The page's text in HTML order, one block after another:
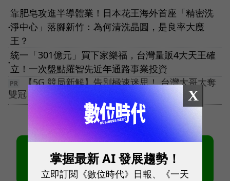
●
靠肥皂攻進半導體業！日本花王海外首座「精密洗
淨中心」落腳新竹：為何清洗晶圓，是良率大魔
王？
●
統一「301億元」買下家樂福，台灣量販4大天王確
立！一次盤點羅智先近年通路事業投資
【5G 競局新解】告別極速迷思！ 台灣大哥大奪
雙冠，重定義「好網路」
X
掌握最新 AI 發展趨勢！
立即訂閱《數位時代》日報、《一天